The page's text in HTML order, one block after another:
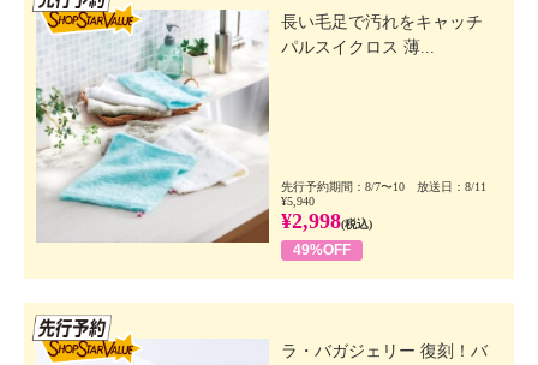
長い毛足で汚れをキャッチ
パルスイクロス 薄...
先行予約期間：8/7〜10 放送日：8/11
¥5,940
¥2,998(税込)
49%OFF
ラ・バガジェリー 復刻！バ